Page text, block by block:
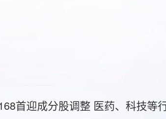
首迎成分股调整 医药、科技等